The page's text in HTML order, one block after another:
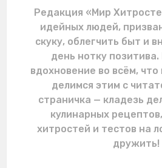
Редакция «Мир
идейных людей,
скуку, облегчить быт и
день нотку
вдохновение во всём,
делимся этим с
страничка — кладезь
кулинарных
хитростей и тестов на
дружить!